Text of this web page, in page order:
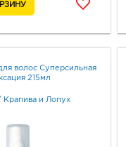
волос Суперсильная
215мл
Крапива и Лопух